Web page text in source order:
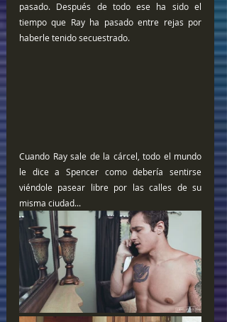
pasado. Después de todo ese ha sido el
tiempo que Ray ha pasado entre rejas por
haberle tenido secuestrado.
Cuando Ray sale de la cárcel, todo el mundo
le dice a Spencer como debería sentirse
viéndole pasear libre por las calles de su
misma ciudad...